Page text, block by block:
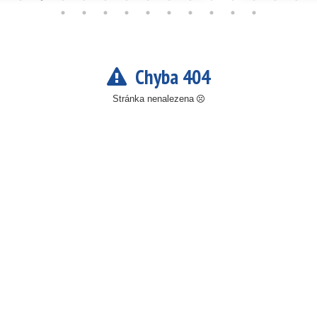
Chyba 404
Stránka nenalezena